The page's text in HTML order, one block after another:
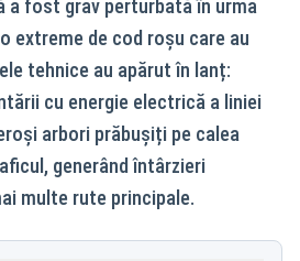
a fost grav perturbată în urma
extreme de cod roșu care au
tehnice au apărut în lanț:
cu energie electrică a liniei
arbori prăbușiți pe calea
generând întârzieri
multe rute principale.